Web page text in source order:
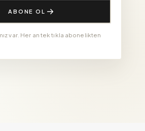
ABONE OL
var. Her an tek tıkla abonelikten